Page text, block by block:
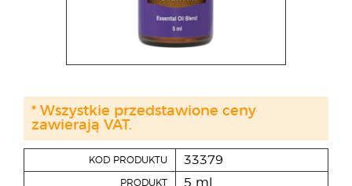
KOD PRODUKTU 33379
PRODUKT 5 ml
* Wszystkie przedstawione ceny
zawierają VAT.